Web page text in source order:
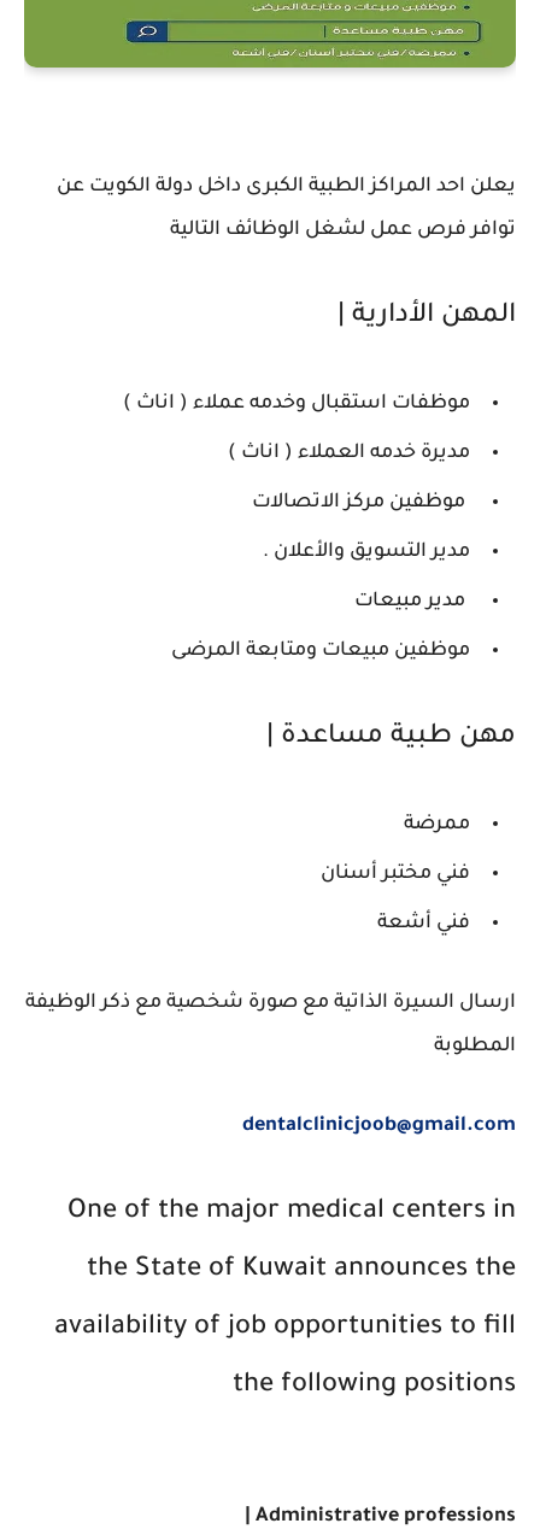
يعلن احد المراكز الطبية الكبرى داخل دولة الكويت عن
توافر فرص عمل لشغل الوظائف التالية
المهن الأدارية |
موظفات استقبال وخدمه عملاء ( اناث )
مديرة خدمه العملاء ( اناث )
موظفين مركز الاتصالات
مدير التسويق والأعلان .
مدير مبيعات
موظفين مبيعات ومتابعة المرضى
مهن طبية مساعدة |
ممرضة
فني مختبر أسنان
فني أشعة
ارسال السيرة الذاتية مع صورة شخصية مع ذكر الوظيفة
المطلوبة
dentalclinicjoob@gmail.com
One of the major medical centers in
the State of Kuwait announces the
availability of job opportunities to fill
the following positions
Administrative professions |